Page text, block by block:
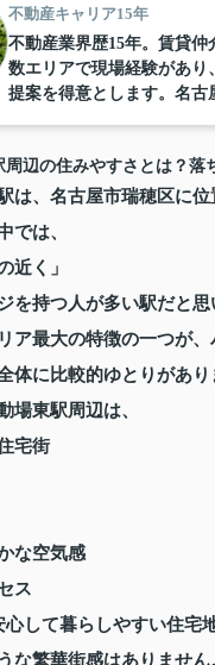
不動産キャリア15年
不動産業界歴15年。賃貸
数エリアで現場経験があ
提案を得意とします。名古
周辺の住みやすさとは？
は、名古屋市瑞穂区に位
では、
近く」
を持つ人が多い駅だと思
ア最大の特徴の一つが、
体に比較的ゆとりがあり
場東駅周辺は、
宅街
な空気感
ス
して暮らしやすい住宅
な繁華街感はありません